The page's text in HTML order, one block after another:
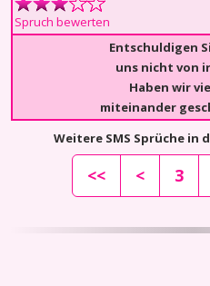
Spruch bewerten
Entschuldigen
uns nicht von
Haben wir
miteinander
Weitere SMS Sprüche in
<< < 3